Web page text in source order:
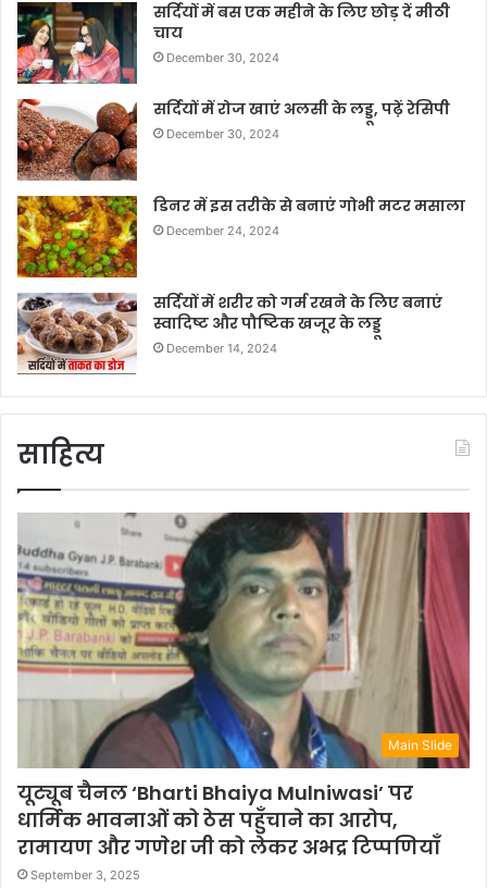
सर्दियों में बस एक महीने के लिए छोड़ दें मीठी
चाय
December 30, 2024
सर्दियों में रोज खाएं अलसी के लड्डू, पढ़ें रेसिपी
December 30, 2024
डिनर में इस तरीके से बनाएं गोभी मटर मसाला
December 24, 2024
सर्दियों में शरीर को गर्म रखने के लिए बनाएं
स्वादिष्ट और पौष्टिक खजूर के लड्डू
December 14, 2024
साहित्य
Main Slide
यूट्यूब चैनल ‘Bharti Bhaiya Mulniwasi’ पर
धार्मिक भावनाओं को ठेस पहुँचाने का आरोप,
रामायण और गणेश जी को लेकर अभद्र टिप्पणियाँ
September 3, 2025